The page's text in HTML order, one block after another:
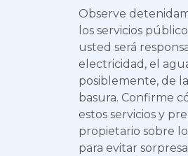
Observe
los servicios
usted será
electricidad, el
posiblemente, de
basura. Confirme
estos servicios y
propietario sobre
para evitar